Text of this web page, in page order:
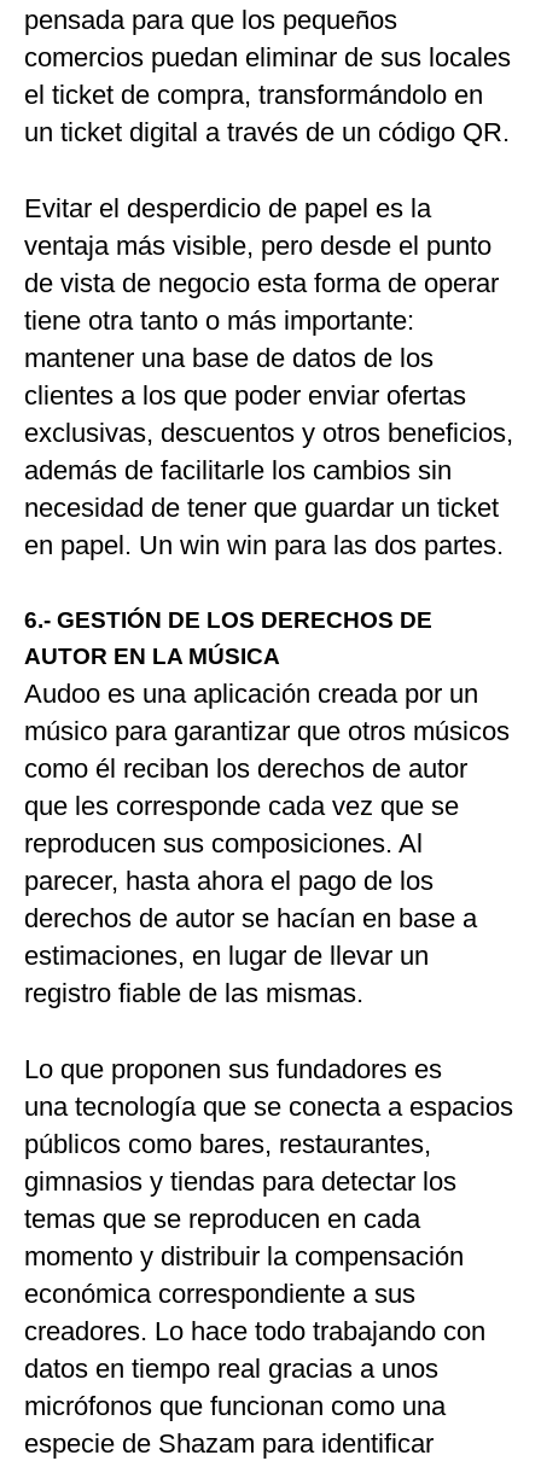
pensada para que los pequeños
comercios puedan eliminar de sus locales
el ticket de compra, transformándolo en
un ticket digital a través de un código QR.
Evitar el desperdicio de papel es la
ventaja más visible, pero desde el punto
de vista de negocio esta forma de operar
tiene otra tanto o más importante:
mantener una base de datos de los
clientes a los que poder enviar ofertas
exclusivas, descuentos y otros beneficios,
además de facilitarle los cambios sin
necesidad de tener que guardar un ticket
en papel. Un win win para las dos partes.
6.- GESTIÓN DE LOS DERECHOS DE
AUTOR EN LA MÚSICA
Audoo es una aplicación creada por un
músico para garantizar que otros músicos
como él reciban los derechos de autor
que les corresponde cada vez que se
reproducen sus composiciones. Al
parecer, hasta ahora el pago de los
derechos de autor se hacían en base a
estimaciones, en lugar de llevar un
registro fiable de las mismas.
Lo que proponen sus fundadores es
una tecnología que se conecta a espacios
públicos como bares, restaurantes,
gimnasios y tiendas para detectar los
temas que se reproducen en cada
momento y distribuir la compensación
económica correspondiente a sus
creadores. Lo hace todo trabajando con
datos en tiempo real gracias a unos
micrófonos que funcionan como una
especie de Shazam para identificar